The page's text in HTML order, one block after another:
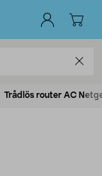
Trådlös router AC